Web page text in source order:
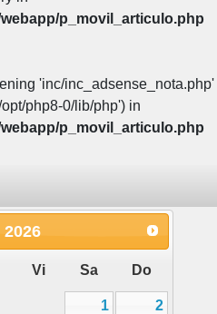
p_movil_articulo.php
'inc/inc_adsense_nota.php'
php8-0/lib/php') in
p_movil_articulo.php
2026
Vi Sa Do
1
2